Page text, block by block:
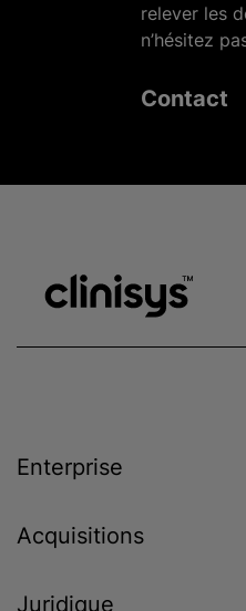
relever les
n’hésitez
Contact
Enterprise
Acquisitions
Juridique